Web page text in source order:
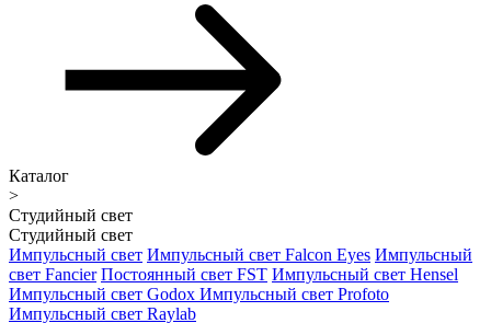
Каталог
>
Студийный свет
Студийный свет
Импульсный свет Импульсный свет Falcon Eyes Импульсный
свет Fancier Постоянный свет FST Импульсный свет Hensel
Импульсный свет Godox Импульсный свет Profoto
Импульсный свет Raylab